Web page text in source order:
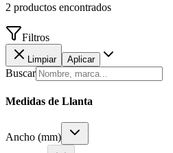
2 productos encontrados
Filtros
Limpiar Aplicar
Buscar
Medidas de Llanta
Ancho (mm)